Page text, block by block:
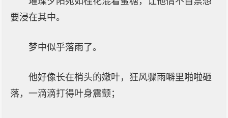
要浸在其中。
梦中似乎落雨了。
他好像长在梢头的嫩叶，狂风骤雨噼里啪啦砸
落，一滴滴打得叶身震颤；